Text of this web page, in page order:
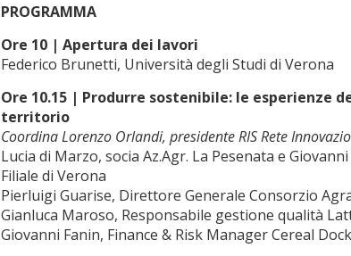
PROGRAMMA
Ore 10 | Apertura dei lavori
Federico Brunetti, Università degli Studi di Verona
Ore 10.15 | Produrre sostenibile: le esperienze
territorio
CoordinaLorenzo Orlandi, presidente RIS Rete
Lucia di Marzo, socia Az.Agr. La Pesenata e
Filiale di Verona
Pierluigi Guarise, Direttore Generale Consorzio
Gianluca Maroso, Responsabile gestione qualità
Giovanni Fanin, Finance & Risk Manager Cereal